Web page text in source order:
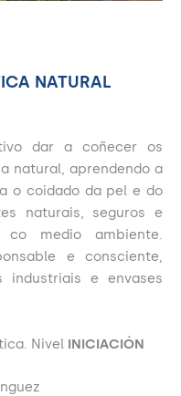
NATURAL
dar a coñecer os
natural, aprendendo a
o coidado da pel e do
naturais, seguros e
medio ambiente.
e consciente,
industriais e envases
Nivel INICIACIÓN